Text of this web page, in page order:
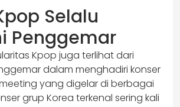
Selalu
Penggemar
Kpop juga terlihat dari
dalam menghadiri konser
yang digelar di berbagai
grup Korea terkenal sering kali